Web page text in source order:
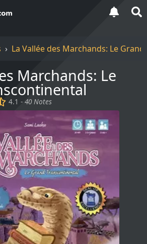
La Vallée des Marchands: Le
Marchands: Le
(,)
4.1 -40 Notes